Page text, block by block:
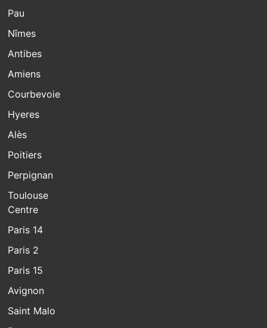
Pau
Nîmes
Antibes
Amiens
Courbevoie
Hyeres
Alès
Poitiers
Perpignan
Toulouse
Centre
Paris 14
Paris 2
Paris 15
Avignon
Saint Malo